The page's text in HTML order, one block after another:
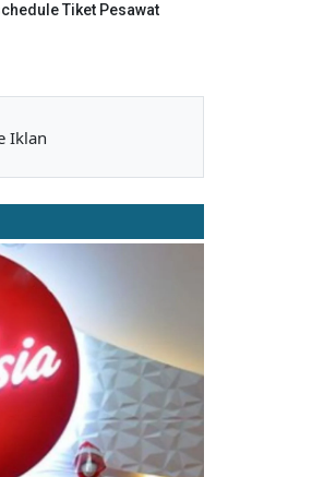
Tiket Pesawat
Iklan